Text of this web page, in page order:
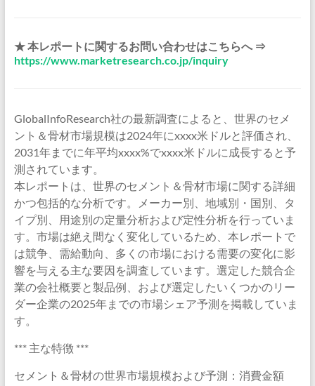
★ 本レポートに関するお問い合わせはこちらへ ⇒
https://www.marketresearch.co.jp/inquiry
GlobalInfoResearch社の最新調査によると、世界のセメ
ント＆骨材市場規模は2024年にxxxx米ドルと評価され、
2031年までに年平均xxxx%でxxxx米ドルに成長すると予
測されています。
本レポートは、世界のセメント＆骨材市場に関する詳細
かつ包括的な分析です。メーカー別、地域別・国別、タ
イプ別、用途別の定量分析および定性分析を行っていま
す。市場は絶え間なく変化しているため、本レポートで
は競争、需給動向、多くの市場における需要の変化に影
響を与える主な要因を調査しています。選定した競合企
業の会社概要と製品例、および選定したいくつかのリー
ダー企業の2025年までの市場シェア予測を掲載していま
す。
*** 主な特徴 ***
セメント＆骨材の世界市場規模および予測：消費金額